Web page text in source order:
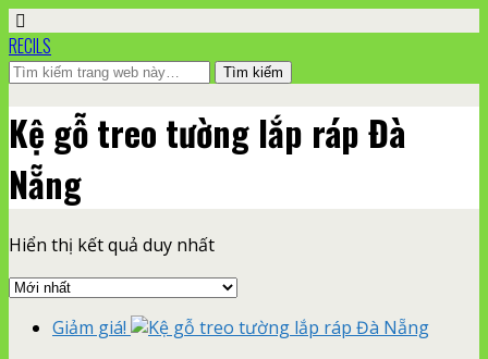
RECILS
Kệ gỗ treo tường lắp ráp Đà
Nẵng
Hiển thị kết quả duy nhất
Giảm giá!